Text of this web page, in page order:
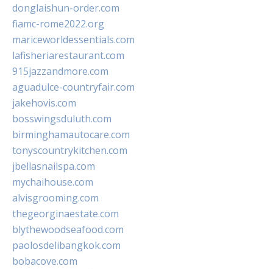
donglaishun-order.com
fiamc-rome2022.org
mariceworldessentials.com
lafisheriarestaurant.com
915jazzandmore.com
aguadulce-countryfair.com
jakehovis.com
bosswingsduluth.com
birminghamautocare.com
tonyscountrykitchen.com
jbellasnailspa.com
mychaihouse.com
alvisgrooming.com
thegeorginaestate.com
blythewoodseafood.com
paolosdelibangkok.com
bobacove.com